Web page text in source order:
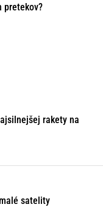
pretekov?
rakety na
satelity